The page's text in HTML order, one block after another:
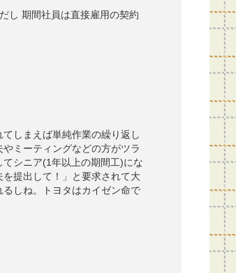
し 期間社員は直接雇用の契約
しまえば単純作業の繰り返し
ミーティングなどの方がツラ
シニア(1年以上の期間工)にな
提出して！」と要求されて大
しね。トヨタはカイゼン命で